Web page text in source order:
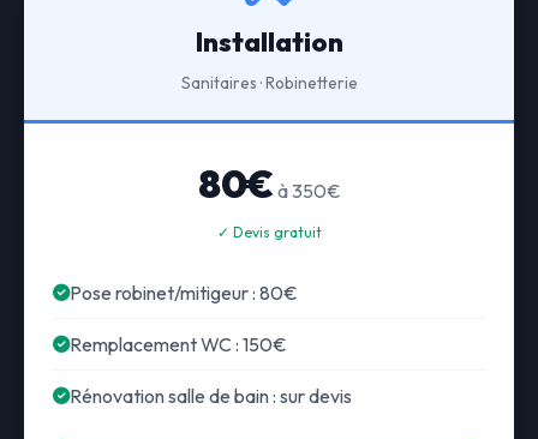
Installation
Sanitaires · Robinetterie
80€ à 350€
✓ Devis gratuit
Pose robinet/mitigeur : 80€
Remplacement WC : 150€
Rénovation salle de bain : sur devis